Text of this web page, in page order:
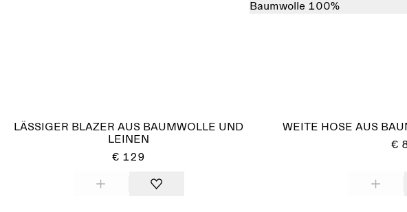
Baumwolle 100%
LÄSSIGER BLAZER AUS BAUMWOLLE UND
LEINEN
€ 129
WEITE HOSE AUS
€